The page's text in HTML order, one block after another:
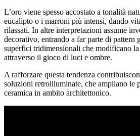
L’oro viene spesso accostato a tonalità
eucalipto o i marroni più intensi, dando
rilassati. In altre interpretazioni assume
decorativo, entrando a far parte di pattern
superfici tridimensionali che modificano
attraverso il gioco di luci e ombre.
A rafforzare questa tendenza
soluzioni retroilluminate, che ampliano le
ceramica in ambito architettonico.